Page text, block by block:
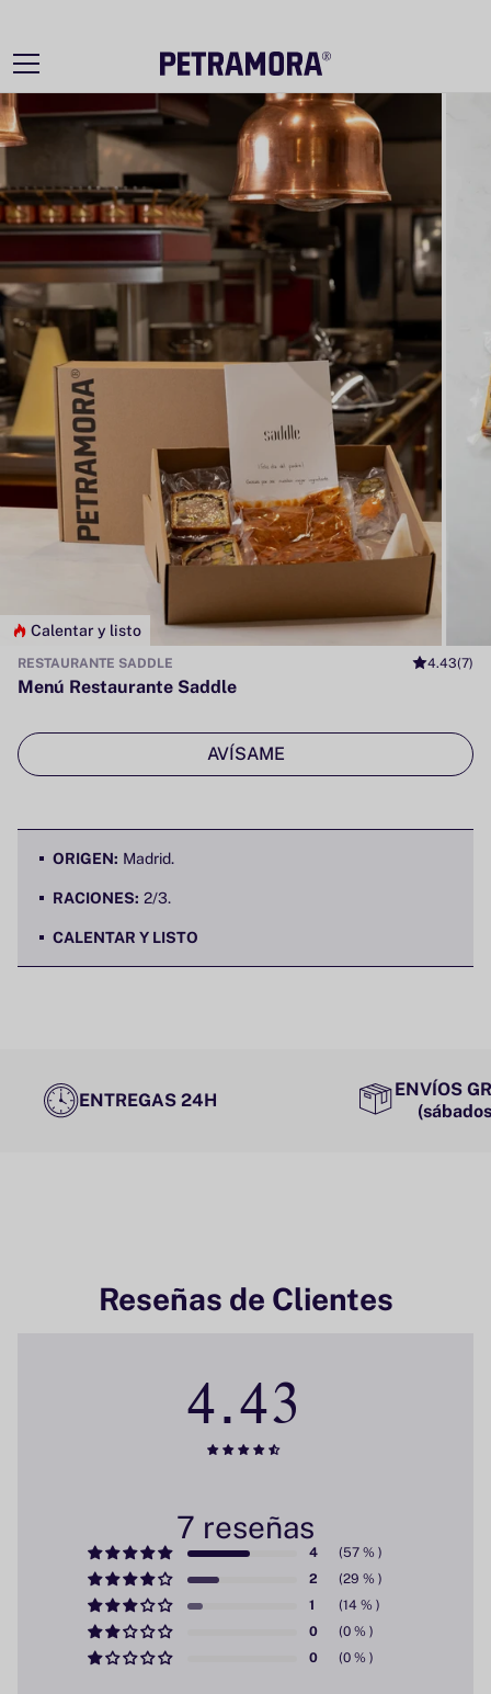
Calentar y listo
RESTAURANTE SADDLE 4.43(7)
Menú Restaurante Saddle
AVÍSAME
ORIGEN: Madrid.
RACIONES: 2/3.
CALENTAR Y LISTO
ENTREGAS 24H
ENVÍOS
Reseñas de Clientes
4.43
7 reseñas
4
2
1
0
0